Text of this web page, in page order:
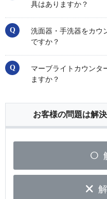
具はありますか？
洗面器・手洗器をカウ
ですか？
マーブライトカウンタ
ますか？
お客様の問題は解